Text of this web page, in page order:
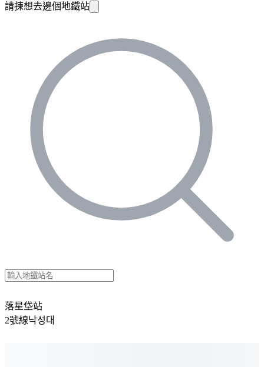
請揀想去邊個地鐵站
落星垈站
2號線낙성대